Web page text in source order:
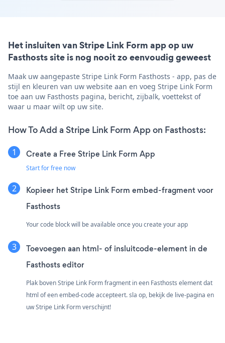
Het insluiten van Stripe Link Form app op uw
Fasthosts site is nog nooit zo eenvoudig geweest
Maak uw aangepaste Stripe Link Form Fasthosts - app, pas de
stijl en kleuren van uw website aan en voeg Stripe Link Form
toe aan uw Fasthosts pagina, bericht, zijbalk, voettekst of
waar u maar wilt op uw site.
How To Add a Stripe Link Form App on Fasthosts:
Create a Free Stripe Link Form App
Start for free now
Kopieer het Stripe Link Form embed-fragment voor
Fasthosts
Your code block will be available once you create your app
Toevoegen aan html- of insluitcode-element in de
Fasthosts editor
Plak boven Stripe Link Form fragment in een Fasthosts element dat
html of een embed-code accepteert. sla op, bekijk de live-pagina en
uw Stripe Link Form verschijnt!